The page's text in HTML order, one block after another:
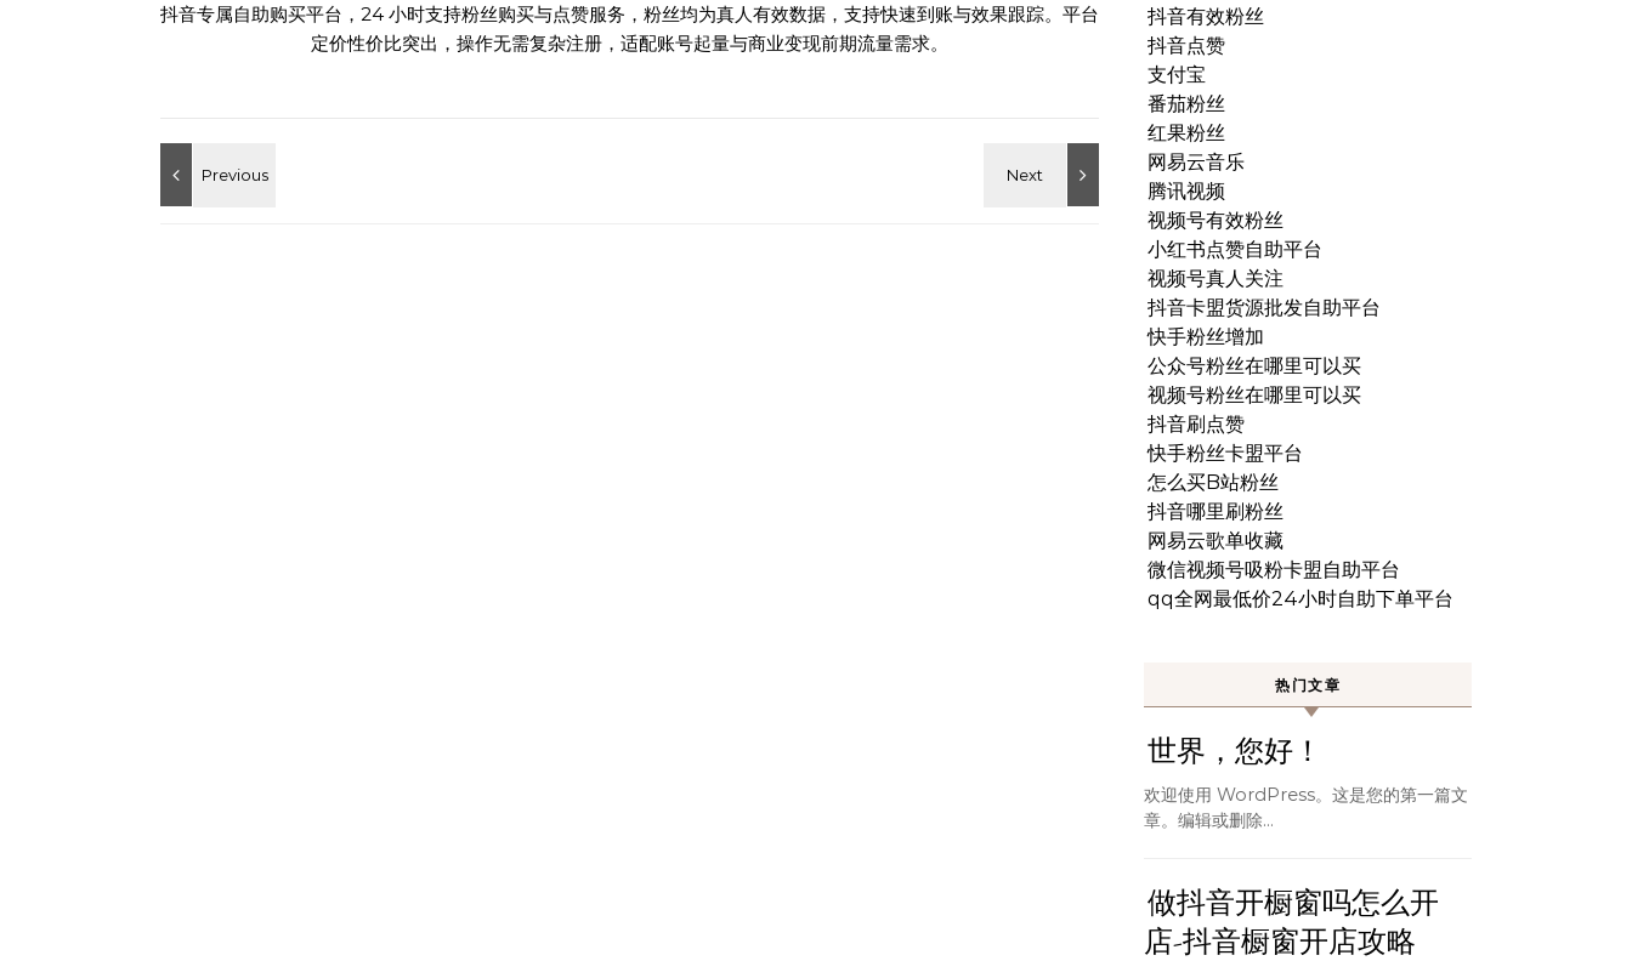
抖音专属自助购买平台，24 小时支持粉丝购买与点赞服务，粉丝均为真人有效数据，支持快速到账与效果跟踪。平台
定价性价比突出，操作无需复杂注册，适配账号起量与商业变现前期流量需求。
抖音有效粉丝
抖音点赞
支付宝
番茄粉丝
红果粉丝
网易云音乐
腾讯视频
视频号有效粉丝
小红书点赞自助平台
视频号真人关注
抖音卡盟货源批发自助平台
快手粉丝增加
公众号粉丝在哪里可以买
视频号粉丝在哪里可以买
抖音刷点赞
快手粉丝卡盟平台
怎么买B站粉丝
抖音哪里刷粉丝
网易云歌单收藏
微信视频号吸粉卡盟自助平台
qq全网最低价24小时自助下单平台
热门文章
世界，您好！
欢迎使用 WordPress。这是您的第一篇文
章。编辑或删除…
做抖音开橱窗吗怎么开
店-抖音橱窗开店攻略